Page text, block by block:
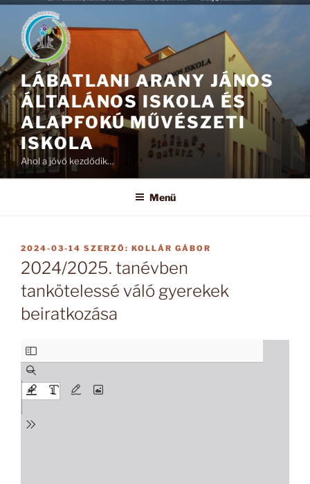
Tartalomhoz
LÁBATLANI ARANY JÁNOS
ÁLTALÁNOS ISKOLA ÉS
ALAPFOKÚ MŰVÉSZETI
ISKOLA
Ahol a jövő kezdődik…
Menü
BEKÜLDVE:
2024-03-14 SZERZŐ: KOLLÁR GÁBOR
2024/2025. tanévben
tankötelessé váló gyerekek
beiratkozása